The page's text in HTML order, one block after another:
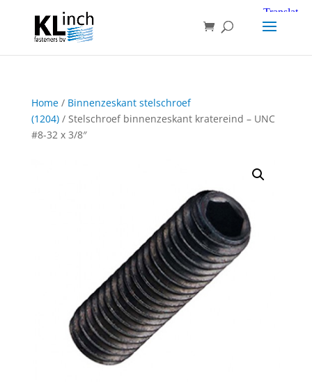
Home/ Binnenzeskant stelschroef
(1204)/ Stelschroef binnenzeskant kratereind – UNC
#8-32 x 3/8″